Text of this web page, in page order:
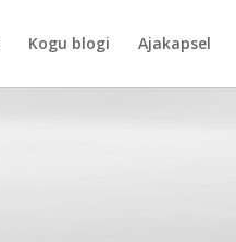
Kogu blogi Ajakapsel